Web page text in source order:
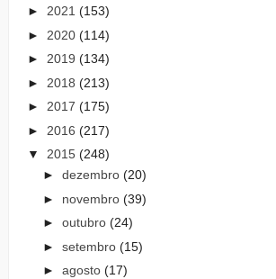
► 2021 (153)
► 2020 (114)
► 2019 (134)
► 2018 (213)
► 2017 (175)
► 2016 (217)
▼ 2015 (248)
► dezembro (20)
► novembro (39)
► outubro (24)
► setembro (15)
► agosto (17)